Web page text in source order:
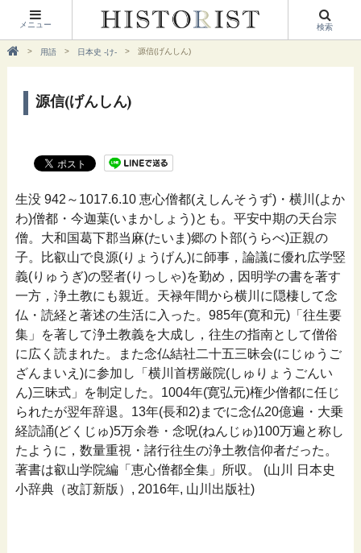
メニュー 検索
用語 日本史 -け- 源信(げんしん)
源信(げんしん)
生没 942～1017.6.10 恵心僧都(えしんそうず)・横川(よか
わ)僧都・今迦葉(いまかしょう)とも。平安中期の天台宗
僧。大和国葛下郡当麻(たいま)郷の卜部(うらべ)正親の
子。比叡山で良源(りょうげん)に師事，論議に優れ広学竪
義(りゅうぎ)の竪者(りっしゃ)を勤め，因明学の書を著す
一方，浄土教にも親近。天禄年間から横川に隠棲して念
仏・読経と著述の生活に入った。985年(寛和元)「往生要
集」を著して浄土教義を大成し，往生の指南として僧俗
に広く読まれた。また念仏結社二十五三昧会(にじゅうご
ざんまいえ)に参加し「横川首楞厳院(しゅりょうごんい
ん)三昧式」を制定した。1004年(寛弘元)権少僧都に任じ
られたが翌年辞退。13年(長和2)までに念仏20億遍・大乗
経読誦(どくじゅ)5万余巻・念呪(ねんじゅ)100万遍と称し
たように，数量重視・諸行往生の浄土教信仰者だった。
著書は叡山学院編「恵心僧都全集」所収。 (山川 日本史
小辞典（改訂新版）, 2016年, 山川出版社)